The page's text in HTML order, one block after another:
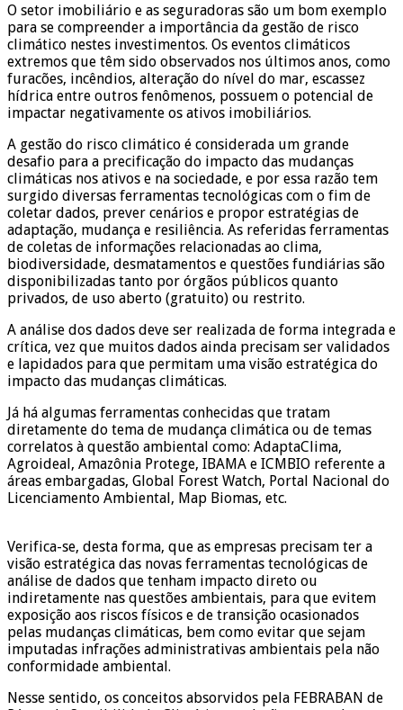
O setor imobiliário e as seguradoras são um bom exemplo
para se compreender a importância da gestão de risco
climático nestes investimentos. Os eventos climáticos
extremos que têm sido observados nos últimos anos, como
furacões, incêndios, alteração do nível do mar, escassez
hídrica entre outros fenômenos, possuem o potencial de
impactar negativamente os ativos imobiliários.
A gestão do risco climático é considerada um grande
desafio para a precificação do impacto das mudanças
climáticas nos ativos e na sociedade, e por essa razão tem
surgido diversas ferramentas tecnológicas com o fim de
coletar dados, prever cenários e propor estratégias de
adaptação, mudança e resiliência. As referidas ferramentas
de coletas de informações relacionadas ao clima,
biodiversidade, desmatamentos e questões fundiárias são
disponibilizadas tanto por órgãos públicos quanto
privados, de uso aberto (gratuito) ou restrito.
A análise dos dados deve ser realizada de forma integrada e
crítica, vez que muitos dados ainda precisam ser validados
e lapidados para que permitam uma visão estratégica do
impacto das mudanças climáticas.
Já há algumas ferramentas conhecidas que tratam
diretamente do tema de mudança climática ou de temas
correlatos à questão ambiental como: AdaptaClima,
Agroideal, Amazônia Protege, IBAMA e ICMBIO referente a
áreas embargadas, Global Forest Watch, Portal Nacional do
Licenciamento Ambiental, Map Biomas, etc.
Verifica-se, desta forma, que as empresas precisam ter a
visão estratégica das novas ferramentas tecnológicas de
análise de dados que tenham impacto direto ou
indiretamente nas questões ambientais, para que evitem
exposição aos riscos físicos e de transição ocasionados
pelas mudanças climáticas, bem como evitar que sejam
imputadas infrações administrativas ambientais pela não
conformidade ambiental.
Nesse sentido, os conceitos absorvidos pela FEBRABAN de